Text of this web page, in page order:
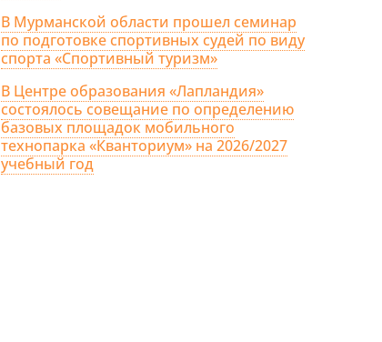
В Мурманской области прошел семинар
по подготовке спортивных судей по виду
спорта «Спортивный туризм»
В Центре образования «Лапландия»
состоялось совещание по определению
базовых площадок мобильного
технопарка «Кванториум» на 2026/2027
учебный год